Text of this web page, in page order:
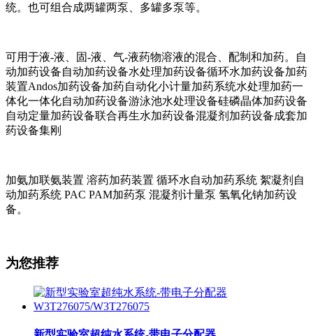
统。也可组合成两罐两泵、多罐多泵等。
可用于液-液、固-液、气-液药物溶液的混合、配制和加药。自
动加药设备自动加药设备水处理加药设备循环水加药设备加药
装置Andos加药设备加药自动化小计量加药系统水处理加药一
体化一体化自动加药设备游泳池水处理设备硅磷晶体加药设备
自动定量加药设备联合再生水加药设备混凝剂加药设备成套加
药设备集刚
加氨加联氨装置 溶药加药装置 循环水自动加药系统 絮凝剂自
动加药系统 PAC PAM加药泵 混凝剂计量泵 氢氧化钠加药设
备。
为您推荐